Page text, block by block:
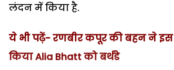
लंदन में किया है.
ये भी पढ़ें- रणबीर कपूर की बहन ने
किया Alia Bhatt को बर्थडे